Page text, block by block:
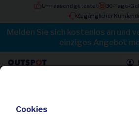
Umfassend getestet
30-Tage-
Zugänglicher
Melden Sie sich kostenlos an und
einziges Angebot
Alle Angebote
Cookies